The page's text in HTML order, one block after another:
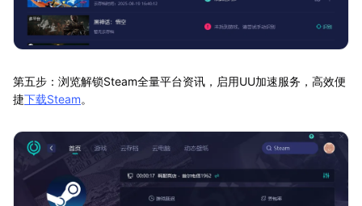
第五步：浏览解锁Steam全量平台资讯，启用UU加速服务，高效便
捷下载Steam。